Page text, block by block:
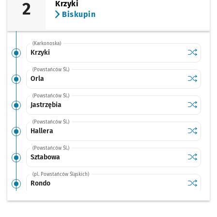
2
Krzyki
Biskupin
(Karkonoska)
Krzyki Sprawdź
Krzyki
(Powstańców Śl.)
Orla Sprawdź
Orla
(Powstańców Śl.)
Jastrzębia Sprawdź
(Powstańców Śl.)
Hallera Sprawdź
Hallera
(Powstańców Śl.)
Sztabowa Sprawdź
Sztabowa
(pl. Powstańców Śląskich)
Rondo Sprawdź
Rondo
(Powstańców Śl.)